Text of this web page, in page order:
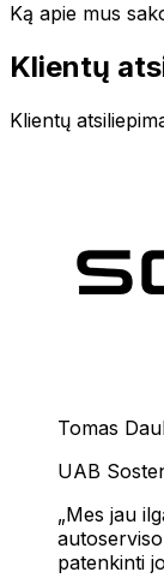
Ką apie mus
Klientų
Klientų
Tomas
UAB
Mes jau
patenkinti